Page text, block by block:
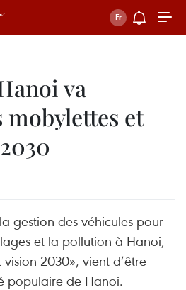
va
et
gestion des véhicules pour
et la pollution à Hanoi,
2030», vient d’être
populaire de Hanoi.